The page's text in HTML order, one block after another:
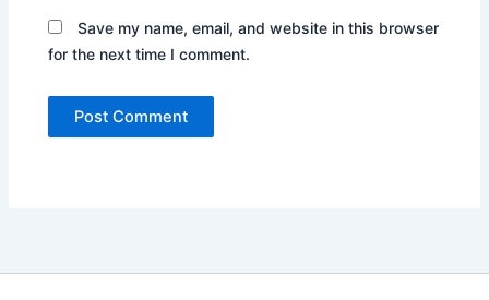
Save my name, email, and website in this browser
for the next time I comment.